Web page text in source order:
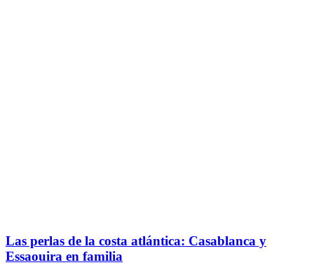
Las perlas de la costa atlántica: Casablanca y
Essaouira en familia